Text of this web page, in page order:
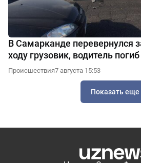
В Самарканде перевернулся
ходу грузовик, водитель погиб
Происшествия7 августа 15:53
Показать еще